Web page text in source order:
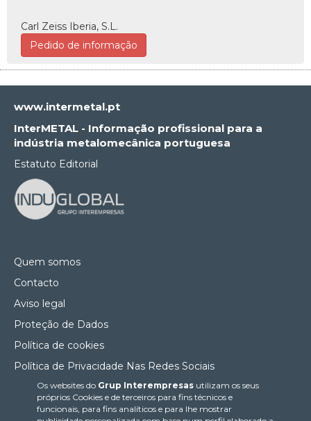
Os websites do Grup Interempresasutilizam os seus
próprios Cookies e de terceiros para fins técnicos e
funcionais, para fins analíticos e para lhe mostrar
Carl Zeiss Iberia, S.L.
Pedido de informação
www.intermetal.pt
InterMETAL - Informação profissional para a
indústria metalomecânica portuguesa
Estatuto Editorial
Quem somos
Contacto
Aviso legal
Proteção de Dados
Política de cookies
Política de Privacidade Nas Redes Sociais
Canal de denúncias
Colaborações editoriais